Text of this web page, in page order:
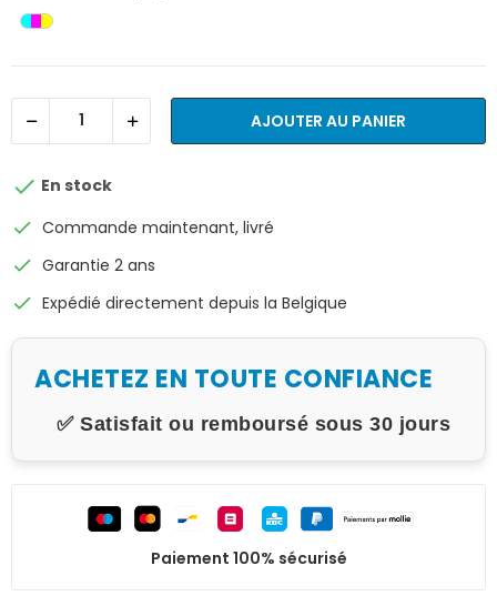
AJOUTER AU PANIER
 En stock
check Commande maintenant, livré
check Garantie 2 ans
check Expédié directement depuis la Belgique
ACHETEZ EN TOUTE CONFIANCE
✅ Satisfait ou remboursé sous 30 jours
Paiement 100% sécurisé